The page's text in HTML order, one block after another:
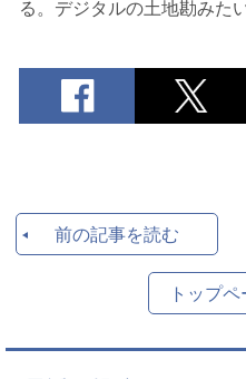
る。デジタルの土地勘みた
前の記事を読む
トップ